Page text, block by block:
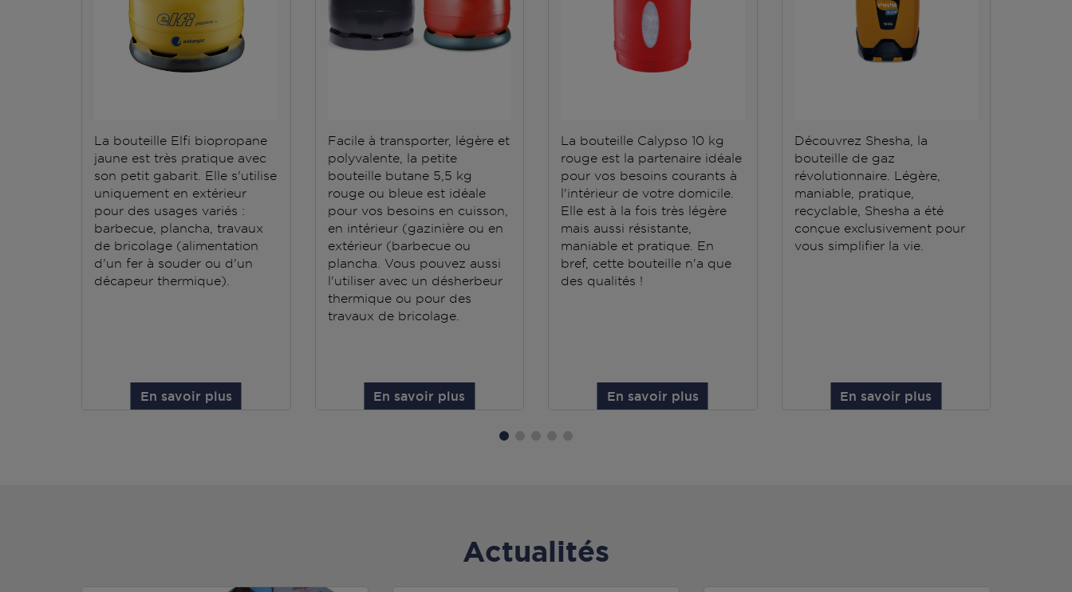
La bouteille Elfi biopropane
jaune est très pratique avec
son petit gabarit. Elle s'utilise
uniquement en extérieur
pour des usages variés :
barbecue, plancha, travaux
de bricolage (alimentation
d'un fer à souder ou d'un
décapeur thermique).
En savoir plus
Facile à transporter, légère et
polyvalente, la petite
bouteille butane 5,5 kg
rouge ou bleue est idéale
pour vos besoins en cuisson,
en intérieur (gazinière ou en
extérieur (barbecue ou
plancha. Vous pouvez aussi
l'utiliser avec un désherbeur
thermique ou pour des
travaux de bricolage.
En savoir plus
La bouteille Calypso 10 kg
rouge est la partenaire idéale
pour vos besoins courants à
l'intérieur de votre domicile.
Elle est à la fois très légère
mais aussi résistante,
maniable et pratique. En
bref, cette bouteille n'a que
des qualités !
En savoir plus
Découvrez Shesha, la
bouteille de gaz
révolutionnaire. Légère,
maniable, pratique,
recyclable, Shesha a été
conçue exclusivement pour
vous simplifier la vie.
En savoir plus
Actualités